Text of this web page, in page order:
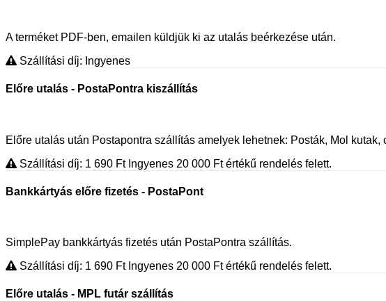
A terméket PDF-ben, emailen küldjük ki az utalás beérkezése után.
Szállítási díj: Ingyenes
Előre utalás - PostaPontra kiszállítás
Előre utalás után Postapontra szállítás amelyek lehetnek: Posták, Mol
Szállítási díj: 1 690 Ft Ingyenes 20 000 Ftértékű rendelés felett.
Bankkártyás előre fizetés - PostaPont
SimplePay bankkártyás fizetés után PostaPontra szállítás.
Szállítási díj: 1 690 Ft Ingyenes 20 000 Ftértékű rendelés felett.
Előre utalás - MPL futár szállítás